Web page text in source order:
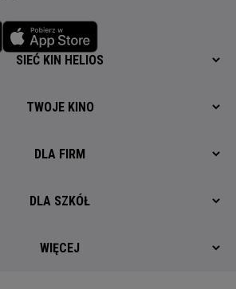
SIEĆ KIN HELIOS
TWOJE KINO
DLA FIRM
DLA SZKÓŁ
WIĘCEJ